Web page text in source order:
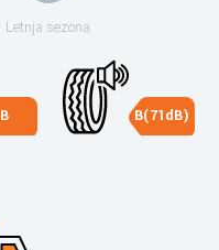
Letnja sezona
B B(71dB)